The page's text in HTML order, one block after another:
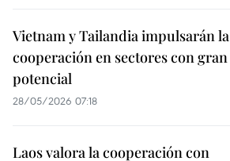
Vietnam y Tailandia impulsarán la
cooperación en sectores con gran
potencial
28/05/2026 07:18
Laos valora la cooperación con